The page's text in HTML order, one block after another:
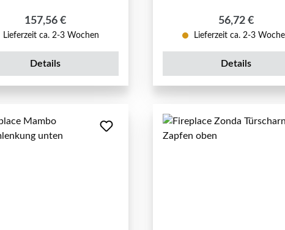
Regulärer Preis:
157,56 €
Lieferzeit ca. 2-3 Wochen
Details
Regulärer
56,72 €
Lieferzeit ca. 2-3
Details